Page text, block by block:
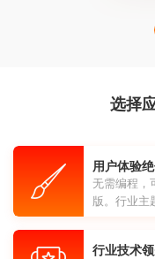
选择
用户体验
无需编程，
版。行业主
行业技术